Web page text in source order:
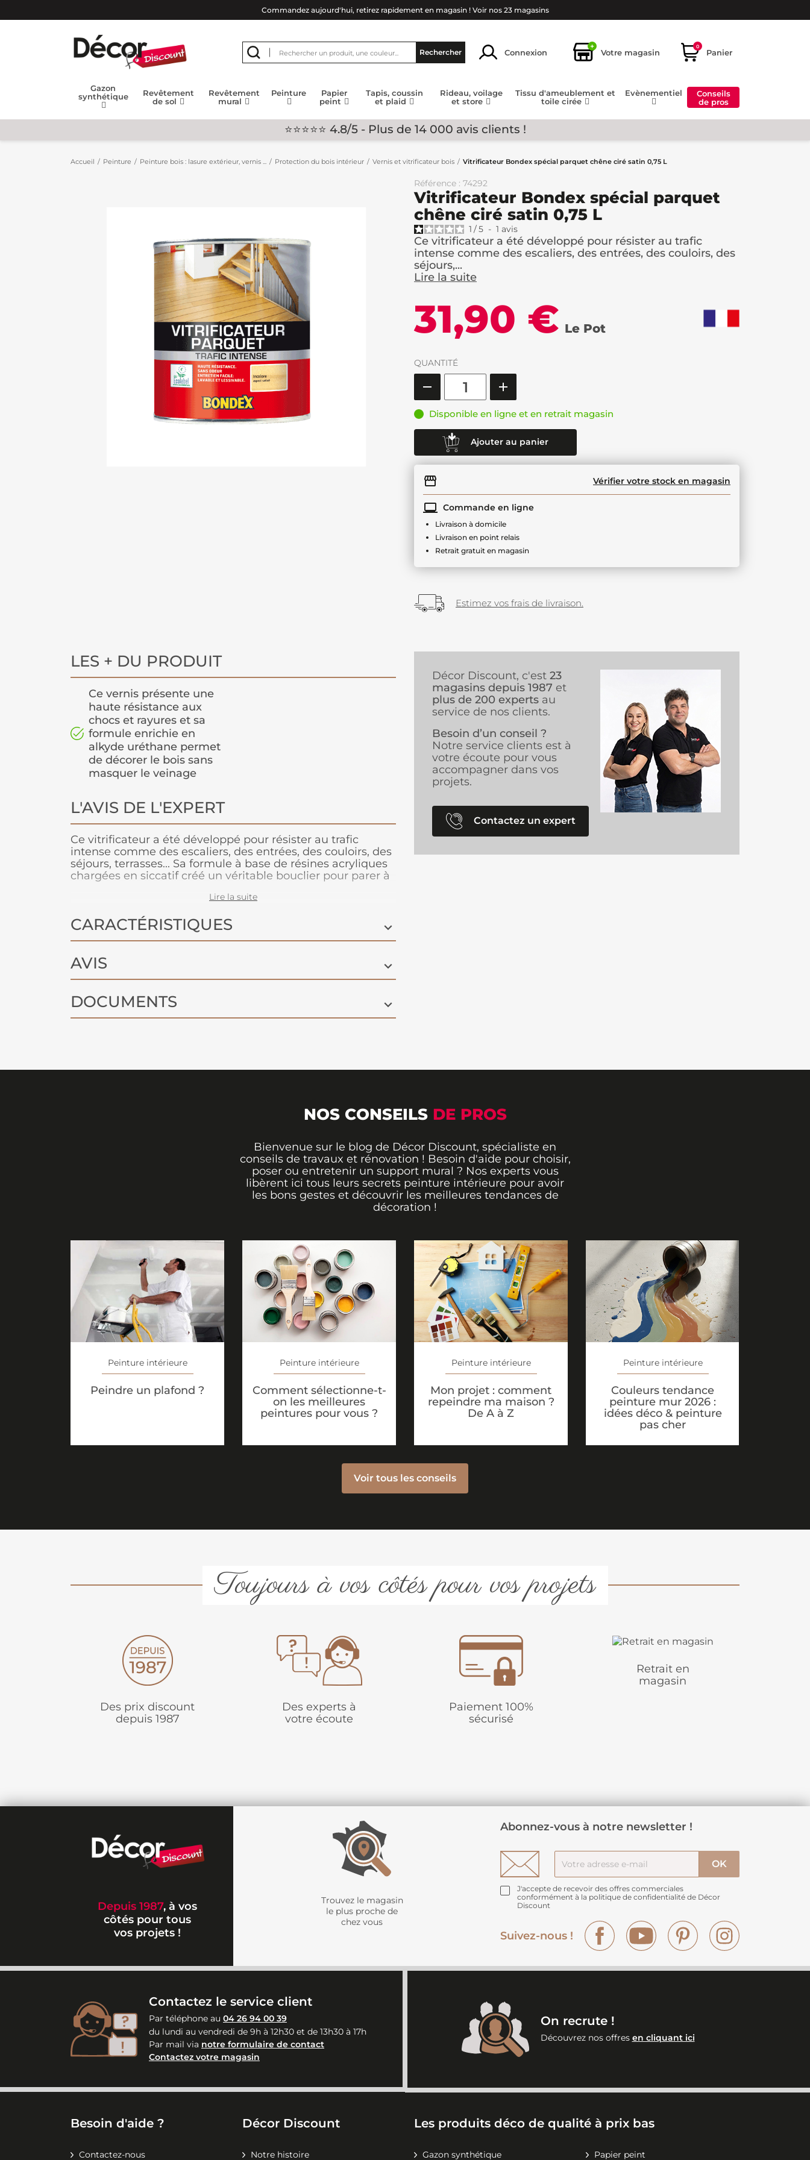
Commandez aujourd'hui, retirez rapidement en magasin ! Voir nos 23 magasins
Rechercher Connexion
+
Votre magasin
0
Panier
Gazon
synthétique
Revêtement
de sol
Revêtement
mural
Peinture
Papier
peint
Tapis, coussin
et plaid
Rideau, voilage
et store
Tissu d'ameublement et
toile cirée
Evènementiel
Conseils
de pros
⭐⭐⭐⭐⭐ 4.8/5 - Plus de 14 000 avis clients !
Accueil Peinture Peinture bois : lasure extérieur, vernis ... Protection du bois intérieur Vernis et vitrificateur bois Vitrificateur Bondex spécial parquet chêne ciré satin 0,75 L
Référence : 74292
Vitrificateur Bondex spécial parquet
chêne ciré satin 0,75 L
1 /5 - 1 avis
Ce vitrificateur a été développé pour résister au trafic
intense comme des escaliers, des entrées, des couloirs, des
séjours,...
Lire la suite
31,90 € Le Pot
QUANTITÉ
Disponible en ligne et en retrait magasin
Ajouter au panier
Vérifier votre stock en magasin
Commande en ligne
Livraison à domicile
Livraison en point relais
Retrait gratuit en magasin
Estimez vos frais de livraison.
LES + DU PRODUIT
Ce vernis présente une
haute résistance aux
chocs et rayures et sa
formule enrichie en
alkyde uréthane permet
de décorer le bois sans
masquer le veinage
L'AVIS DE L'EXPERT
Ce vitrificateur a été développé pour résister au trafic
intense comme des escaliers, des entrées, des couloirs, des
séjours, terrasses... Sa formule à base de résines acryliques
chargées en siccatif créé un véritable bouclier pour parer à
parquet. Il est certifié éco label, son impact est plus
odeur, il s'applique et s'entretient facilement.
Lire la suite
CARACTÉRISTIQUES
AVIS
DOCUMENTS
Décor Discount, c'est 23
magasins depuis 1987 et
plus de 200 experts au
service de nos clients.
Besoin d’un conseil ?
Notre service clients est à
votre écoute pour vous
accompagner dans vos
projets.
Contactez un expert
NOS CONSEILS DE PROS
Bienvenue sur le blog de Décor Discount, spécialiste en
conseils de travaux et rénovation ! Besoin d'aide pour choisir,
poser ou entretenir un support mural ? Nos experts vous
libèrent ici tous leurs secrets peinture intérieure pour avoir
les bons gestes et découvrir les meilleures tendances de
décoration !
Peinture intérieure
Peindre un plafond ?
Peinture intérieure
Comment sélectionne-t-
on les meilleures
peintures pour vous ?
Peinture intérieure
Mon projet : comment
repeindre ma maison ?
De A à Z
Peinture intérieure
Couleurs tendance
peinture mur 2026 :
idées déco & peinture
pas cher
Voir tous les conseils
Toujours à vos côtés pour vos projets
Des prix discount
depuis 1987
Des experts à
votre écoute
Paiement 100%
sécurisé
Retrait en
magasin
Depuis 1987, à vos
côtés pour tous
vos projets !
Trouvez le magasin
le plus proche de
chez vous
Abonnez-vous à notre newsletter !
J'accepte de recevoir des offres commerciales
conformément à la politique de confidentialité de Décor
Discount
Suivez-nous !
Facebook YouTube Pinterest
Contactez le service client
Par téléphone au 04 26 94 00 39
du lundi au vendredi de 9h à 12h30 et de 13h30 à 17h
Par mail via notre formulaire de contact
Contactez votre magasin
On recrute !
Découvrez nos offres en cliquant ici
Besoin d'aide ?
Contactez-nous
Décor Discount
Notre histoire
Les produits déco de qualité à prix bas
Gazon synthétique Papier peint